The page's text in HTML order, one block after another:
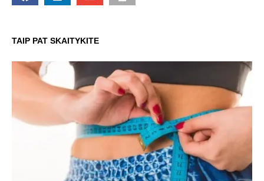
TAIP PAT SKAITYKITE